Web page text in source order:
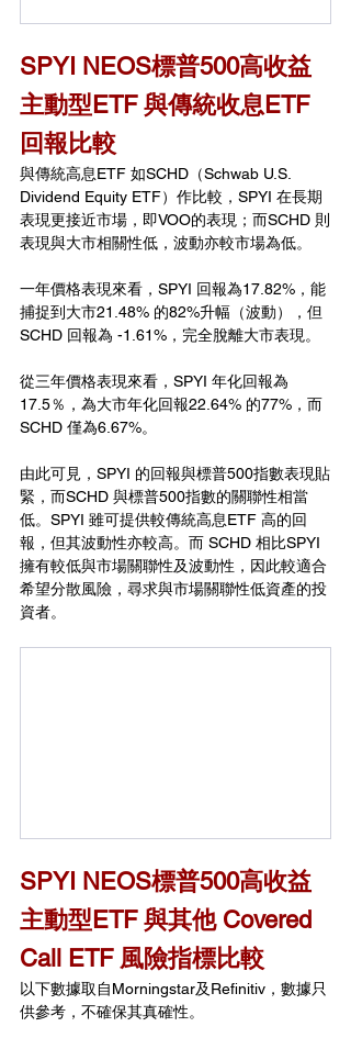
SPYI NEOS標普500高收益
主動型ETF 與傳統收息ETF
回報比較
與傳統高息ETF 如SCHD（Schwab U.S.
Dividend Equity ETF）作比較，SPYI 在長期
表現更接近市場，即VOO的表現；而SCHD 則
表現與大市相關性低，波動亦較市場為低。
一年價格表現來看，SPYI 回報為17.82%，能
捕捉到大市21.48% 的82%升幅（波動），但
SCHD 回報為 -1.61%，完全脫離大市表現。
從三年價格表現來看，SPYI 年化回報為
17.5％，為大市年化回報22.64% 的77%，而
SCHD 僅為6.67%。
由此可見，SPYI 的回報與標普500指數表現貼
緊，而SCHD 與標普500指數的關聯性相當
低。SPYI 雖可提供較傳統高息ETF 高的回
報，但其波動性亦較高。而 SCHD 相比SPYI
擁有較低與市場關聯性及波動性，因此較適合
希望分散風險，尋求與市場關聯性低資產的投
資者。
SPYI NEOS標普500高收益
主動型ETF 與其他 Covered
Call ETF 風險指標比較
以下數據取自Morningstar及Refinitiv，數據只
供參考，不確保其真確性。